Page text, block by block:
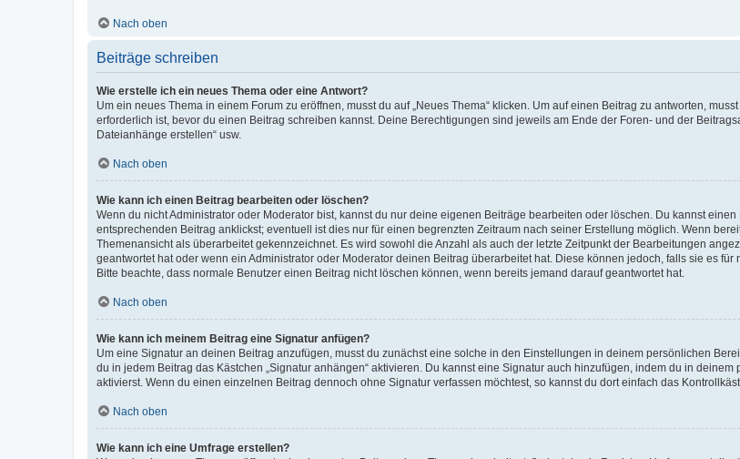
Nach oben
Beiträge schreiben
Wie erstelle ich ein neues Thema oder eine Antwort?
Um ein neues Thema in einem Forum zu eröffnen, musst du auf „Neues Thema“ klicken. Um auf einen Beitrag zu antworten,
erforderlich ist, bevor du einen Beitrag schreiben kannst. Deine Berechtigungen sind jeweils am Ende der Foren- und der
Dateianhänge erstellen“ usw.
Nach oben
Wie kann ich einen Beitrag bearbeiten oder löschen?
Wenn du nicht Administrator oder Moderator bist, kannst du nur deine eigenen Beiträge bearbeiten oder löschen. Du kannst
entsprechenden Beitrag anklickst; eventuell ist dies nur für einen begrenzten Zeitraum nach seiner Erstellung möglich. Wenn
Themenansicht als überarbeitet gekennzeichnet. Es wird sowohl die Anzahl als auch der letzte Zeitpunkt der Bearbeitungen
geantwortet hat oder wenn ein Administrator oder Moderator deinen Beitrag überarbeitet hat. Diese können jedoch, falls sie es
Bitte beachte, dass normale Benutzer einen Beitrag nicht löschen können, wenn bereits jemand darauf geantwortet hat.
Nach oben
Wie kann ich meinem Beitrag eine Signatur anfügen?
Um eine Signatur an deinen Beitrag anzufügen, musst du zunächst eine solche in den Einstellungen in deinem persönlichen
du in jedem Beitrag das Kästchen „Signatur anhängen“ aktivieren. Du kannst eine Signatur auch hinzufügen, indem du in
aktivierst. Wenn du einen einzelnen Beitrag dennoch ohne Signatur verfassen möchtest, so kannst du dort einfach das
Nach oben
Wie kann ich eine Umfrage erstellen?